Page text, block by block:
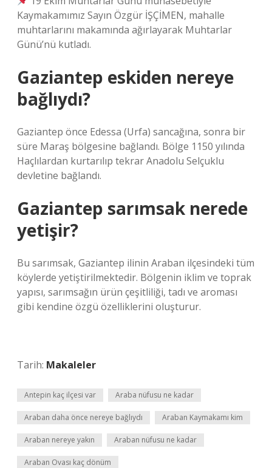
Kaymakamımız Sayın Özgür İŞÇİMEN, mahalle
muhtarlarını makamında ağırlayarak Muhtarlar
Günü’nü kutladı.
Gaziantep eskiden nereye
bağlıydı?
Gaziantep önce Edessa (Urfa) sancağına, sonra bir
süre Maraş bölgesine bağlandı. Bölge 1150 yılında
Haçlılardan kurtarılıp tekrar Anadolu Selçuklu
devletine bağlandı.
Gaziantep sarımsak nerede
yetişir?
Bu sarımsak, Gaziantep ilinin Araban ilçesindeki tüm
köylerde yetiştirilmektedir. Bölgenin iklim ve toprak
yapısı, sarımsağın ürün çeşitliliği, tadı ve aroması
gibi kendine özgü özelliklerini oluşturur.
Tarih: Makaleler
Antepin kaç ilçesi var Araba nüfusu ne kadar
Araban daha önce nereye bağlıydı Araban Kaymakamı kim
Araban nereye yakın Araban nüfusu ne kadar
Araban Ovası kaç dönüm